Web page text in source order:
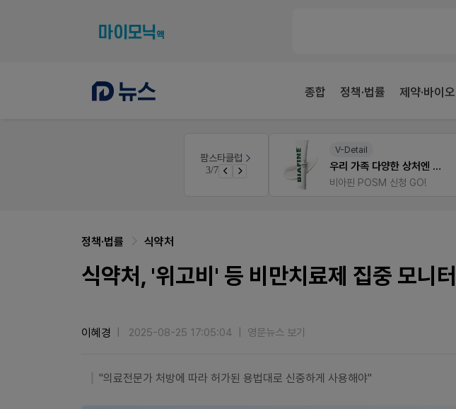
종합 정책·법률 제약·바이오
팜스타클럽
3/7
이달의 약국 신제품(8월호)
V-Detail
우리 가족 다양한 상처엔 비아핀!
비아핀 POSM 신청 GO!
정책·법률 식약처
식약처, '위고비' 등 비만치료제 집중 모니
이혜경 2025-08-25 17:05:04 영문뉴스 보기
"의료전문가 처방에 따라 허가된 용법대로 신중하게 사용해야"